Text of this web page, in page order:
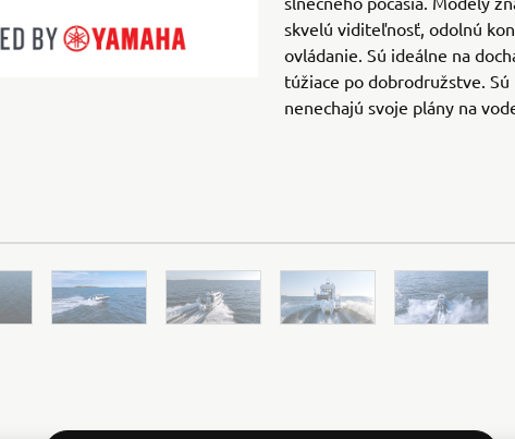
skvelú viditeľnosť, odolnú
ovládanie. Sú ideálne na
túžiace po dobrodružstve.
nenechajú svoje plány na